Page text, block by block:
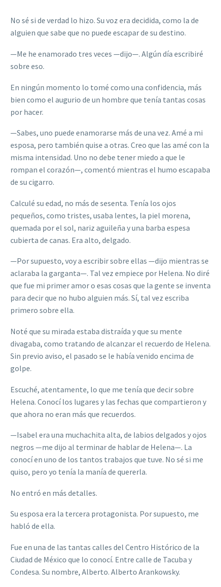
No sé si de verdad lo hizo. Su voz era decidida, como la de
alguien que sabe que no puede escapar de su destino.
—Me he enamorado tres veces —dijo—. Algún día escribiré
sobre eso.
En ningún momento lo tomé como una confidencia, más
bien como el augurio de un hombre que tenía tantas cosas
por hacer.
—Sabes, uno puede enamorarse más de una vez. Amé a mi
esposa, pero también quise a otras. Creo que las amé con la
misma intensidad. Uno no debe tener miedo a que le
rompan el corazón—, comentó mientras el humo escapaba
de su cigarro.
Calculé su edad, no más de sesenta. Tenía los ojos
pequeños, como tristes, usaba lentes, la piel morena,
quemada por el sol, nariz aguileña y una barba espesa
cubierta de canas. Era alto, delgado.
—Por supuesto, voy a escribir sobre ellas —dijo mientras se
aclaraba la garganta—. Tal vez empiece por Helena. No diré
que fue mi primer amor o esas cosas que la gente se inventa
para decir que no hubo alguien más. Sí, tal vez escriba
primero sobre ella.
Noté que su mirada estaba distraída y que su mente
divagaba, como tratando de alcanzar el recuerdo de Helena.
Sin previo aviso, el pasado se le había venido encima de
golpe.
Escuché, atentamente, lo que me tenía que decir sobre
Helena. Conocí los lugares y las fechas que compartieron y
que ahora no eran más que recuerdos.
—Isabel era una muchachita alta, de labios delgados y ojos
negros —me dijo al terminar de hablar de Helena—. La
conocí en uno de los tantos trabajos que tuve. No sé si me
quiso, pero yo tenía la manía de quererla.
No entró en más detalles.
Su esposa era la tercera protagonista. Por supuesto, me
habló de ella.
Fue en una de las tantas calles del Centro Histórico de la
Ciudad de México que lo conocí. Entre calle de Tacuba y
Condesa. Su nombre, Alberto. Alberto Arankowsky.